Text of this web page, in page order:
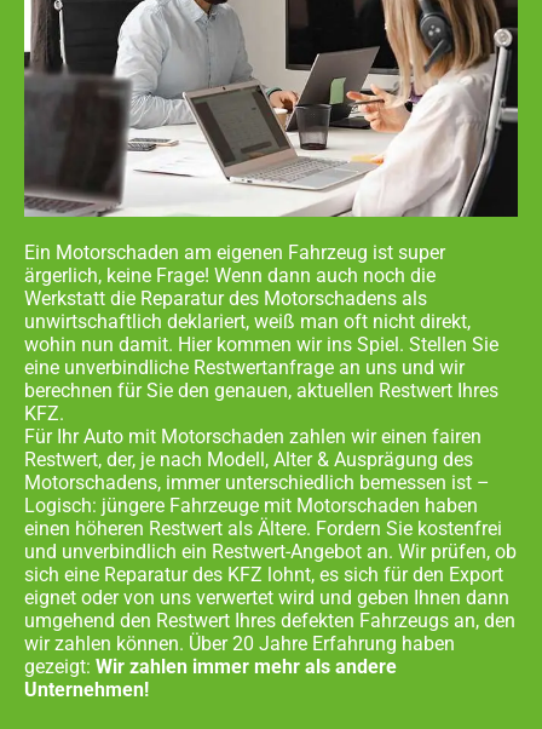
Ein Motorschaden am eigenen Fahrzeug ist super
ärgerlich, keine Frage! Wenn dann auch noch die
Werkstatt die Reparatur des Motorschadens als
unwirtschaftlich deklariert, weiß man oft nicht direkt,
wohin nun damit. Hier kommen wir ins Spiel. Stellen Sie
eine unverbindliche Restwertanfrage an uns und wir
berechnen für Sie den genauen, aktuellen Restwert Ihres
KFZ.
Für Ihr Auto mit Motorschaden zahlen wir einen fairen
Restwert, der, je nach Modell, Alter & Ausprägung des
Motorschadens, immer unterschiedlich bemessen ist –
Logisch: jüngere Fahrzeuge mit Motorschaden haben
einen höheren Restwert als Ältere. Fordern Sie kostenfrei
und unverbindlich ein Restwert-Angebot an. Wir prüfen, ob
sich eine Reparatur des KFZ lohnt, es sich für den Export
eignet oder von uns verwertet wird und geben Ihnen dann
umgehend den Restwert Ihres defekten Fahrzeugs an, den
wir zahlen können. Über 20 Jahre Erfahrung haben
gezeigt: Wir zahlen immer mehr als andere
Unternehmen!